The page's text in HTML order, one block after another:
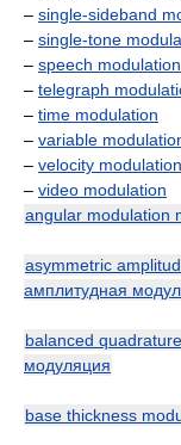
– single-sideband
– single-tone
– speech modulation
– telegraph
– time modulation
– variable
– velocity modulation
– video modulation
angular modulation
asymmetric
амплитудная
balanced
модуляция
base thickness